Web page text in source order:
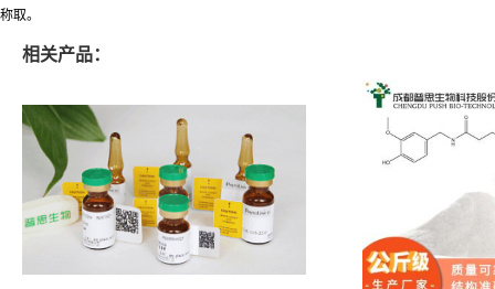
称取。
相关产品：